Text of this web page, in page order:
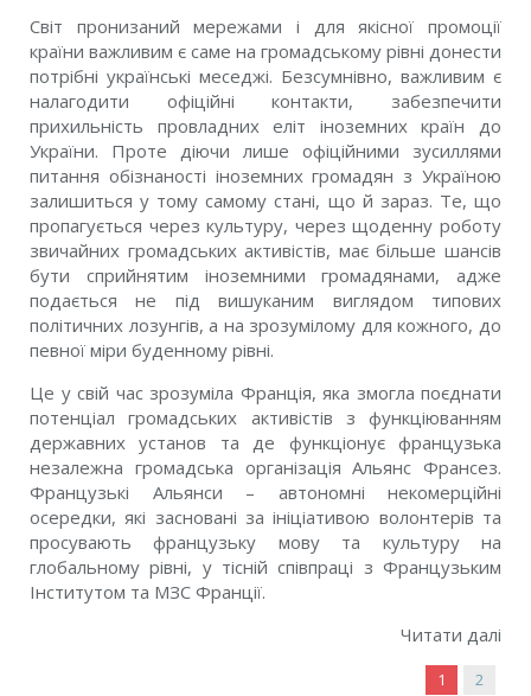
Світ пронизаний мережами і для якісної промоції
країни важливим є саме на громадському рівні донести
потрібні українські меседжі. Безсумнівно, важливим є
налагодити офіційні контакти, забезпечити
прихильність провладних еліт іноземних країн до
України. Проте діючи лише офіційними зусиллями
питання обізнаності іноземних громадян з Україною
залишиться у тому самому стані, що й зараз. Те, що
пропагується через культуру, через щоденну роботу
звичайних громадських активістів, має більше шансів
бути сприйнятим іноземними громадянами, адже
подається не під вишуканим виглядом типових
політичних лозунгів, а на зрозумілому для кожного, до
певної міри буденному рівні.
Це у свій час зрозуміла Франція, яка змогла поєднати
потенціал громадських активістів з функціюванням
державних установ та де функціонує французька
незалежна громадська організація Альянс Франсез.
Французькі Альянси – автономні некомерційні
осередки, які засновані за ініціативою волонтерів та
просувають французьку мову та культуру на
глобальному рівні, у тісній співпраці з Французьким
Інститутом та МЗС Франції.
Читати далі
1 2